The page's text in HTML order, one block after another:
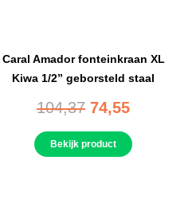
Caral Amador fonteinkraan XL
Kiwa 1/2” geborsteld staal
104,37 74,55
Bekijk product